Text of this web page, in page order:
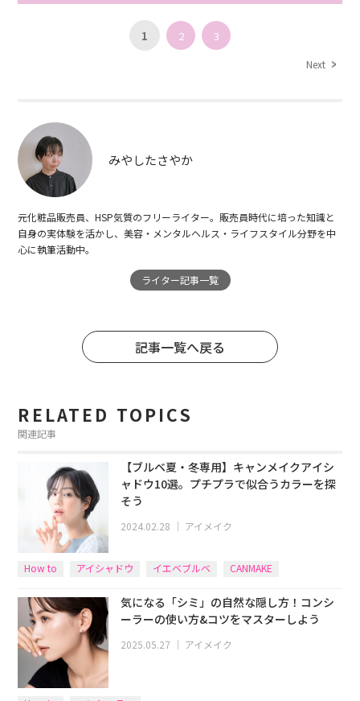
1 2 3
Next
みやしたさやか
元化粧品販売員、HSP気質のフリーライター。販売員時代に培った知識と
自身の実体験を活かし、美容・メンタルヘルス・ライフスタイル分野を中
心に執筆活動中。
ライター記事一覧
記事一覧へ戻る
RELATED TOPICS
関連記事
【ブルベ夏・冬専用】キャンメイクアイシ
ャドウ10選。プチプラで似合うカラーを探
そう
2024.02.28 ｜ アイメイク
How to アイシャドウ イエベブルベ CANMAKE
気になる「シミ」の自然な隠し方！コンシ
ーラーの使い方&コツをマスターしよう
2025.05.27 ｜ アイメイク